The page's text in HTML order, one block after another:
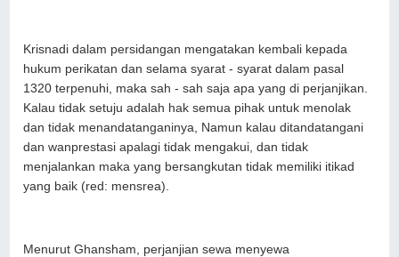
Krisnadi dalam persidangan mengatakan kembali kepada
hukum perikatan dan selama syarat - syarat dalam pasal
1320 terpenuhi, maka sah - sah saja apa yang di perjanjikan.
Kalau tidak setuju adalah hak semua pihak untuk menolak
dan tidak menandatanganinya, Namun kalau ditandatangani
dan wanprestasi apalagi tidak mengakui, dan tidak
menjalankan maka yang bersangkutan tidak memiliki itikad
yang baik (red: mensrea).
Menurut Ghansham, perjanjian sewa menyewa